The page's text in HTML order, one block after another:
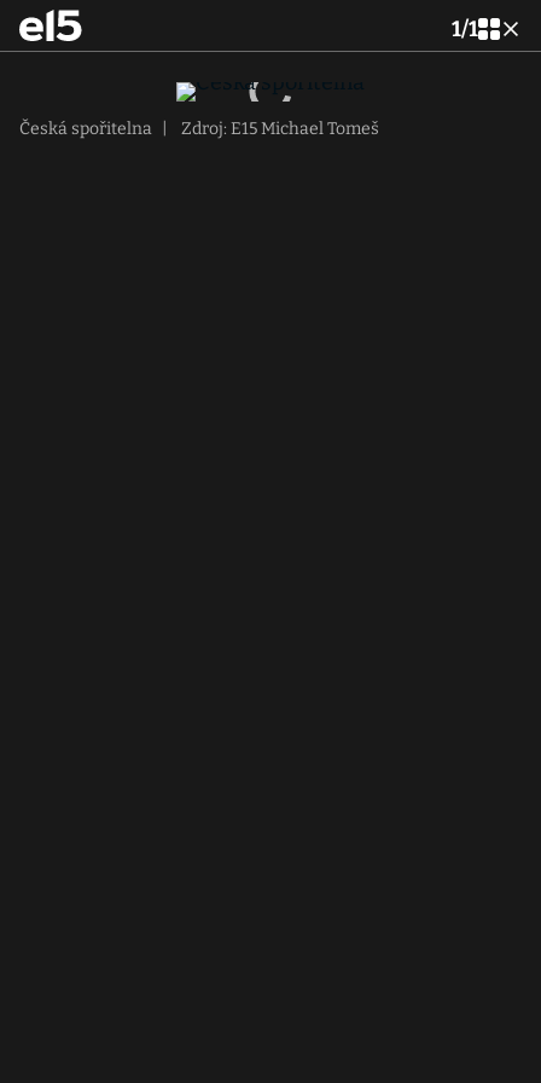
1/1
Česká spořitelna Zdroj: E15 Michael Tomeš